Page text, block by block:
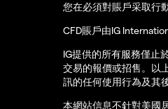
您在必須對賬戶采取行
CFD賬戶由IG
IG提供的所有服務僅止
交易的報價或招售。以
訊的任何使用行為及其
本網站信息不針對美國